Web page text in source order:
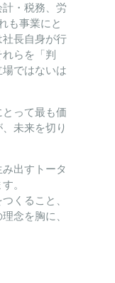
・税務、労
も事業にと
長自身が行
らを「判
ではないは
って最も価
未来を切り
出すトータ
。
くること、
念を胸に、